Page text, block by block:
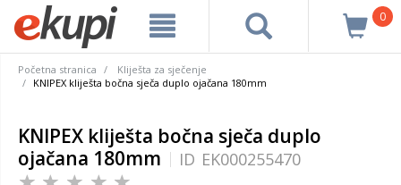
0
Početna stranica
Kliješta za sječenje
KNIPEX kliješta bočna sječa duplo ojačana 180mm
KNIPEX kliješta bočna sječa duplo
ojačana 180mm
ID EK000255470